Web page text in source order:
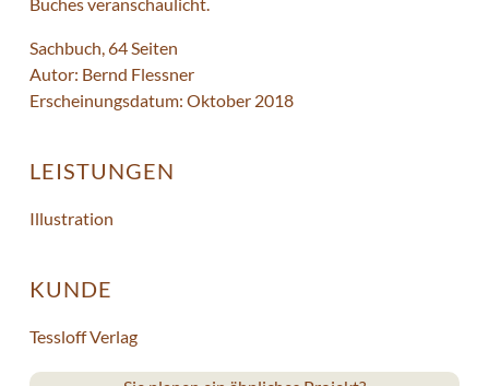
Sachbuch, 64 Seiten
Autor: Bernd Flessner
Erscheinungsdatum: Oktober 2018
LEISTUNGEN
Illustration
KUNDE
Tessloff Verlag